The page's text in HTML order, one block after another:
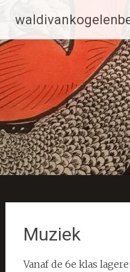
naar
de
inhoud
Muziek
Vanaf de 6e klas